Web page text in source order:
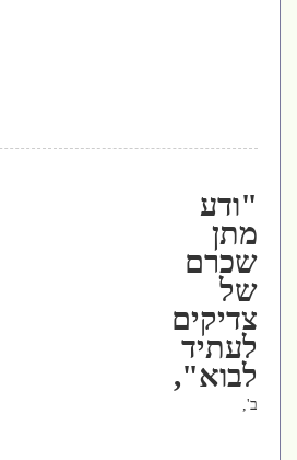
"ודע
מתן
שכרם
של
צדיקים
לעתיד
לבוא",